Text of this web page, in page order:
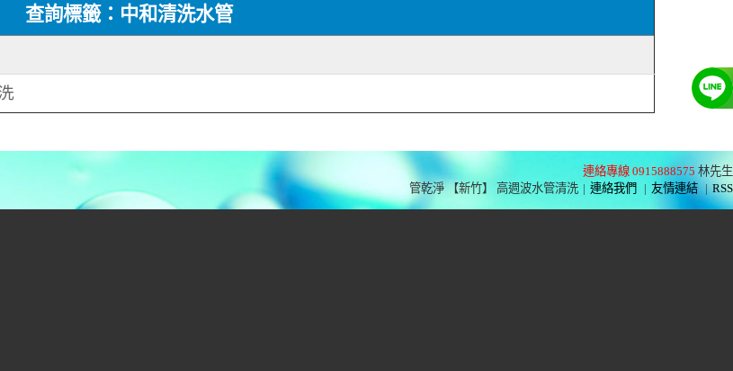
查詢標籤：中和清洗水管
連絡專線 0915888575 林先生
管乾淨 【新竹】 高週波水管清洗 | 連絡我們 | 友情連結 | RSS